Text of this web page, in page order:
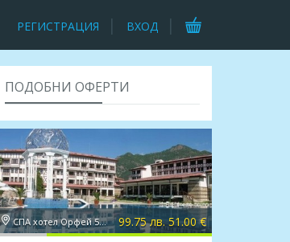
РЕГИСТРАЦИЯ ВХОД
ПОДОБНИ ОФЕРТИ
СПА хотел Орфей 5*, Девин 99.75 лв. 51.00 €